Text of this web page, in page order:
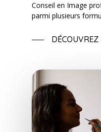
Conseil en Image
parmi plusieurs
DÉCOUVREZ